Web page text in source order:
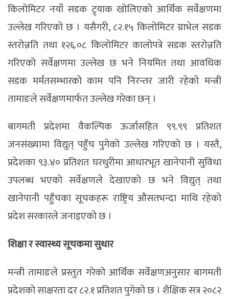
किलोमिटर नयाँ सडक ट्र्याक खोलिएको आर्थिक सर्वेक्षणमा
उल्लेख गरिएको छ । यसैगरी, ८२.१५ किलोमिटर ग्राभेल सडक
स्तरोन्नति तथा १२६.०८ किलोमिटर कालोपत्रे सडक स्तरोन्नति
गरिएको सर्वेक्षणमा उल्लेख छ भने नियमित तथा आवधिक
सडक मर्मतसम्भारको काम पनि निरन्तर जारी रहेको मन्त्री
तामाङले सर्वेक्षणमार्फत उल्लेख गरेका छन् ।
बागमती प्रदेशमा वैकल्पिक ऊर्जासहित ९९.९९ प्रतिशत
जनसंख्यामा विद्युत् पहुँच पुगेको उल्लेख गरिएको छ । यस्तै,
प्रदेशका ९३.४० प्रतिशत घरधुरीमा आधारभूत खानेपानी सुविधा
उपलब्ध भएको सर्वेक्षणले देखाएको छ भने विद्युत् तथा
खानेपानी पहुँचका सूचकहरू राष्ट्रिय औसतभन्दा माथि रहेको
प्रदेश सरकारले जनाइएको छ ।
शिक्षा र स्वास्थ्य सूचकमा सुधार
मन्त्री तामाङले प्रस्तुत गरेको आर्थिक सर्वेक्षणअनुसार बागमती
प्रदेशको साक्षरता दर ८२.१ प्रतिशत पुगेको छ । शैक्षिक सत्र २०८२